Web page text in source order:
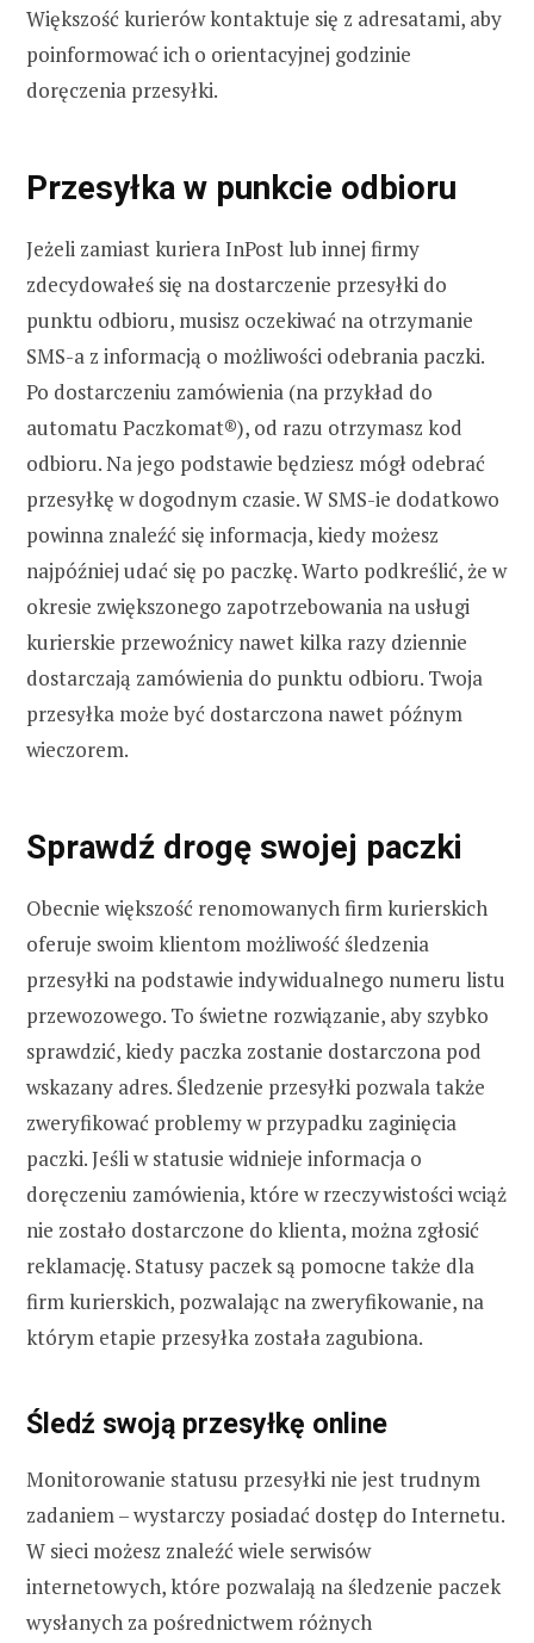
Większość kurierów kontaktuje się z adresatami, aby
poinformować ich o orientacyjnej godzinie
doręczenia przesyłki.
Przesyłka w punkcie odbioru
Jeżeli zamiast kuriera InPost lub innej firmy
zdecydowałeś się na dostarczenie przesyłki do
punktu odbioru, musisz oczekiwać na otrzymanie
SMS-a z informacją o możliwości odebrania paczki.
Po dostarczeniu zamówienia (na przykład do
automatu Paczkomat®), od razu otrzymasz kod
odbioru. Na jego podstawie będziesz mógł odebrać
przesyłkę w dogodnym czasie. W SMS-ie dodatkowo
powinna znaleźć się informacja, kiedy możesz
najpóźniej udać się po paczkę. Warto podkreślić, że w
okresie zwiększonego zapotrzebowania na usługi
kurierskie przewoźnicy nawet kilka razy dziennie
dostarczają zamówienia do punktu odbioru. Twoja
przesyłka może być dostarczona nawet późnym
wieczorem.
Sprawdź drogę swojej paczki
Obecnie większość renomowanych firm kurierskich
oferuje swoim klientom możliwość śledzenia
przesyłki na podstawie indywidualnego numeru listu
przewozowego. To świetne rozwiązanie, aby szybko
sprawdzić, kiedy paczka zostanie dostarczona pod
wskazany adres. Śledzenie przesyłki pozwala także
zweryfikować problemy w przypadku zaginięcia
paczki. Jeśli w statusie widnieje informacja o
doręczeniu zamówienia, które w rzeczywistości wciąż
nie zostało dostarczone do klienta, można zgłosić
reklamację. Statusy paczek są pomocne także dla
firm kurierskich, pozwalając na zweryfikowanie, na
którym etapie przesyłka została zagubiona.
Śledź swoją przesyłkę online
Monitorowanie statusu przesyłki nie jest trudnym
zadaniem – wystarczy posiadać dostęp do Internetu.
W sieci możesz znaleźć wiele serwisów
internetowych, które pozwalają na śledzenie paczek
wysłanych za pośrednictwem różnych